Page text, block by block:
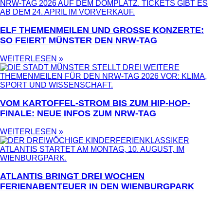
ELF THEMENMEILEN UND GROSSE KONZERTE: S
O FEIERT MÜNSTER DEN NRW-TAG
WEITERLESEN »
VOM KARTOFFEL-STROM BIS ZUM HIP-HOP-
FINALE: NEUE INFOS ZUM NRW-TAG
WEITERLESEN »
ATLANTIS BRINGT DREI WOCHEN
FERIENABENTEUER IN DEN WIENBURGPARK